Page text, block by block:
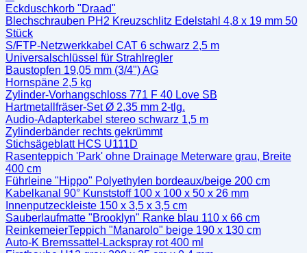
Eckduschkorb "Draad"
Blechschrauben PH2 Kreuzschlitz Edelstahl 4,8 x 19 mm 50
Stück
S/FTP-Netzwerkkabel CAT 6 schwarz 2,5 m
Universalschlüssel für Strahlregler
Baustopfen 19,05 mm (3/4") AG
Hornspäne 2,5 kg
Zylinder-Vorhangschloss 771 F 40 Love SB
Hartmetallfräser-Set Ø 2,35 mm 2-tlg.
Audio-Adapterkabel stereo schwarz 1,5 m
Zylinderbänder rechts gekrümmt
Stichsägeblatt HCS U111D
Rasenteppich 'Park' ohne Drainage Meterware grau, Breite
400 cm
Führleine "Hippo" Polyethylen bordeaux/beige 200 cm
Kabelkanal 90° Kunststoff 100 x 100 x 50 x 26 mm
Innenputzeckleiste 150 x 3,5 x 3,5 cm
Sauberlaufmatte "Brooklyn" Ranke blau 110 x 66 cm
ReinkemeierTeppich "Manarolo" beige 190 x 130 cm
Auto-K Bremssattel-Lackspray rot 400 ml